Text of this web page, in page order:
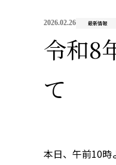
2026.02.26 最新情報
令和8
て
本日、午前10時